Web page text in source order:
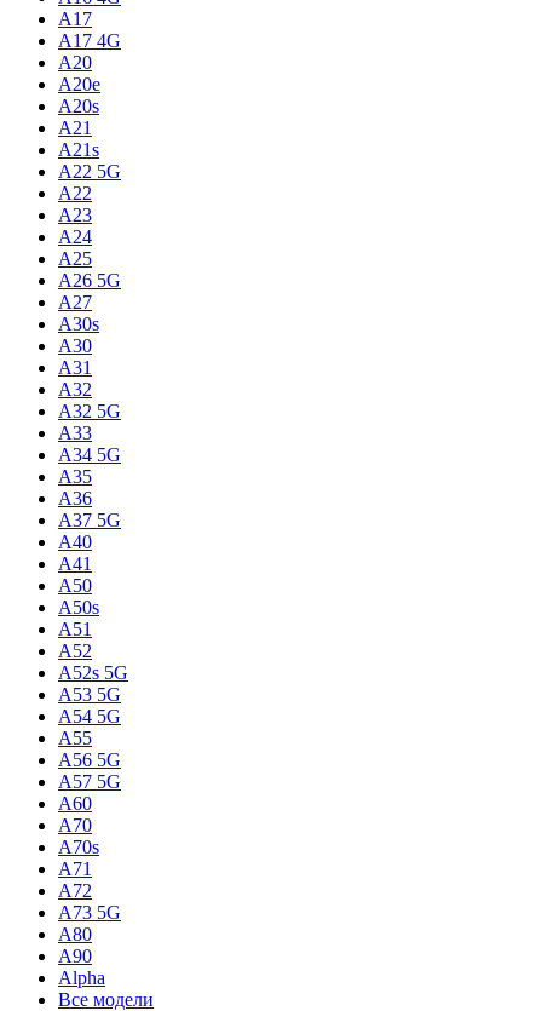
A17
A17 4G
A20
A20e
A20s
A21
A21s
A22 5G
A22
A23
A24
A25
A26 5G
A27
A30s
A30
A31
A32
A32 5G
A33
A34 5G
A35
A36
A37 5G
A40
A41
A50
A50s
A51
A52
A52s 5G
A53 5G
A54 5G
A55
A56 5G
A57 5G
A60
A70
A70s
A71
A72
A73 5G
A80
A90
Alpha
Все модели